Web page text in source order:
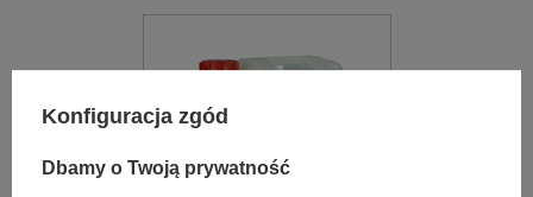
Konfiguracja zgód
Dbamy o Twoją prywatność